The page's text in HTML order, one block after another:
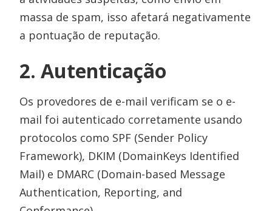
massa de spam, isso afetará negativamente
a pontuação de reputação.
2. Autenticação
Os provedores de e-mail verificam se o e-
mail foi autenticado corretamente usando
protocolos como SPF (Sender Policy
Framework), DKIM (DomainKeys Identified
Mail) e DMARC (Domain-based Message
Authentication, Reporting, and